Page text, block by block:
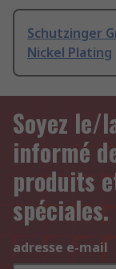
Schutzinger
Nickel Plating
Soyez le/
informé
produits
spéciales.
adresse e-mail